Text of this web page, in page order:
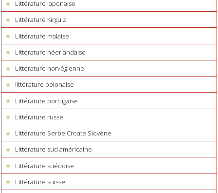
Littérature japonaise
Littérature Kirguiz
Littérature malaise
Littérature néerlandaise
Littérature norvégienne
littérature polonaise
Littérature portugaise
Littérature russe
Littérature Serbe Croate Slovène
Littérature sud américaine
Littérature suédoise
Littérature suisse